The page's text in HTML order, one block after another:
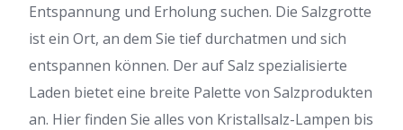
Entspannung und Erholung suchen. Die Salzgrotte
ist ein Ort, an dem Sie tief durchatmen und sich
entspannen können. Der auf Salz spezialisierte
Laden bietet eine breite Palette von Salzprodukten
an. Hier finden Sie alles von Kristallsalz-Lampen bis